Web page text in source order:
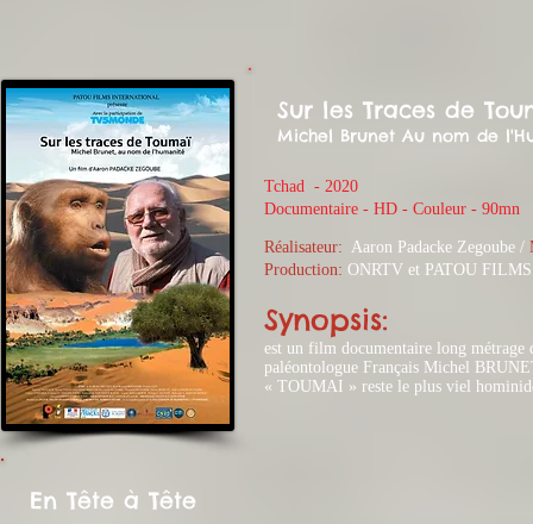
Sur les Traces de
Michel Brunet Au nom de
Tchad - 2020
​Documentaire - HD - Couleur - 90mn
Réalisateur: Aaron Padacke Zegoube /
Production: ONRTV et PATOU
Synopsis:
est un film documentaire long
paléontologue Français Michel
« TOUMAI » reste le plus viel
En Tête à Tête